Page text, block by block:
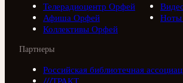
Телерадиоцентр Орфей
Афиша Орфей
Коллективы Орфей
Партнеры
Российская библиотечная